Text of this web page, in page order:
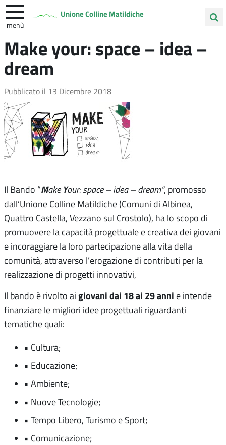
Unione Colline Matildiche
menù
nel
sito
Albinea Vezzano sul Crostolo
Make your: space – idea –
dream
Pubblicato il 13 Dicembre 2018
Il Bando “Make Your: space – idea – dream”, promosso
dall’Unione Colline Matildiche (Comuni di Albinea,
Quattro Castella, Vezzano sul Crostolo), ha lo scopo di
promuovere la capacità progettuale e creativa dei giovani
e incoraggiare la loro partecipazione alla vita della
comunità, attraverso l’erogazione di contributi per la
realizzazione di progetti innovativi,
Il bando è rivolto ai giovani dai 18 ai 29 anni e intende
finanziare le migliori idee progettuali riguardanti
tematiche quali:
• Cultura;
• Educazione;
• Ambiente;
• Nuove Tecnologie;
• Tempo Libero, Turismo e Sport;
• Comunicazione;